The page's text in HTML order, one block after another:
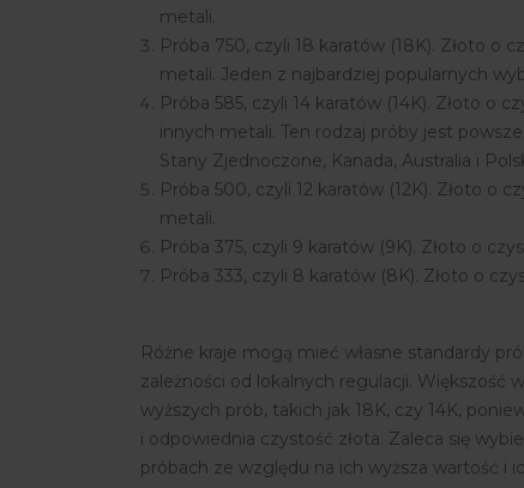
metali.
Próba 750, czyli 18 karatów (18K). Złoto o
metali. Jeden z najbardziej popularnych
Próba 585, czyli 14 karatów (14K). Złoto o
innych metali. Ten rodzaj próby jest
Stany Zjednoczone, Kanada, Australia i
Próba 500, czyli 12 karatów (12K). Złoto o
metali.
Próba 375, czyli 9 karatów (9K). Złoto o
Próba 333, czyli 8 karatów (8K). Złoto o
Różne kraje mogą mieć własne standardy
zależności od lokalnych regulacji. Większość
wyższych prób, takich jak 18K, czy 14K,
i odpowiednia czystość złota. Zaleca się
próbach ze względu na ich wyższa wartość i